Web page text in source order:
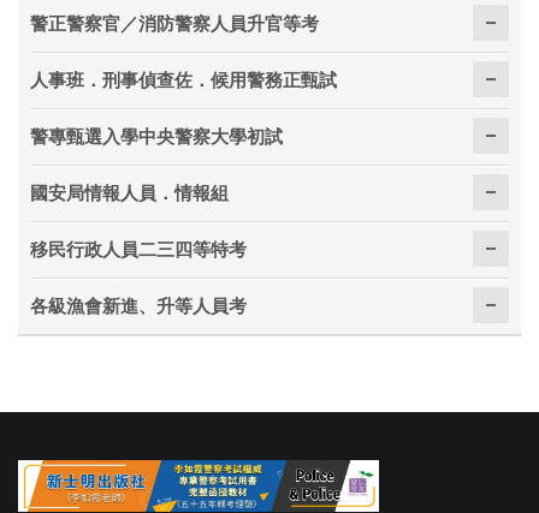
警正警察官／消防警察人員升官等考
人事班．刑事偵查佐．候用警務正甄試
警專甄選入學中央警察大學初試
國安局情報人員．情報組
移民行政人員二三四等特考
各級漁會新進、升等人員考